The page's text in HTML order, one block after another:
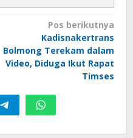
Pos berikutnya
Kadisnakertrans
Bolmong Terekam dalam
Video, Diduga Ikut Rapat
Timses